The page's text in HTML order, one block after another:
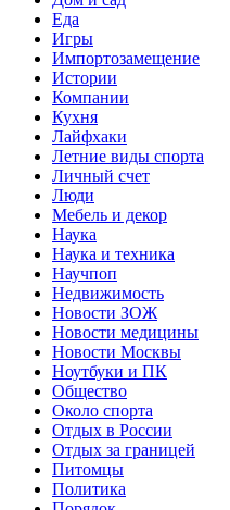
Еда
Игры
Импортозамещение
Истории
Компании
Кухня
Лайфхаки
Летние виды спорта
Личный счет
Люди
Мебель и декор
Наука
Наука и техника
Научпоп
Недвижимость
Новости ЗОЖ
Новости медицины
Новости Москвы
Ноутбуки и ПК
Общество
Около спорта
Отдых в России
Отдых за границей
Питомцы
Политика